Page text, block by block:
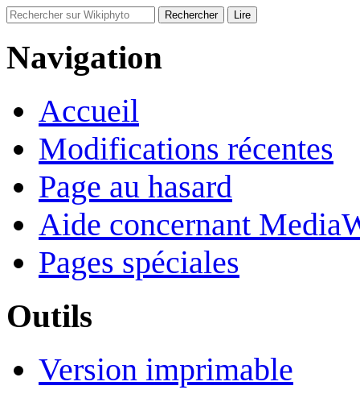
Navigation
Accueil
Modifications récentes
Page au hasard
Aide concernant
Pages spéciales
Outils
Version imprimable